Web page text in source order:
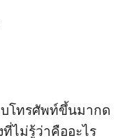
บโทรศัพท์ขึ้นมากด
ที่ไม่รู้ว่าคืออะไร